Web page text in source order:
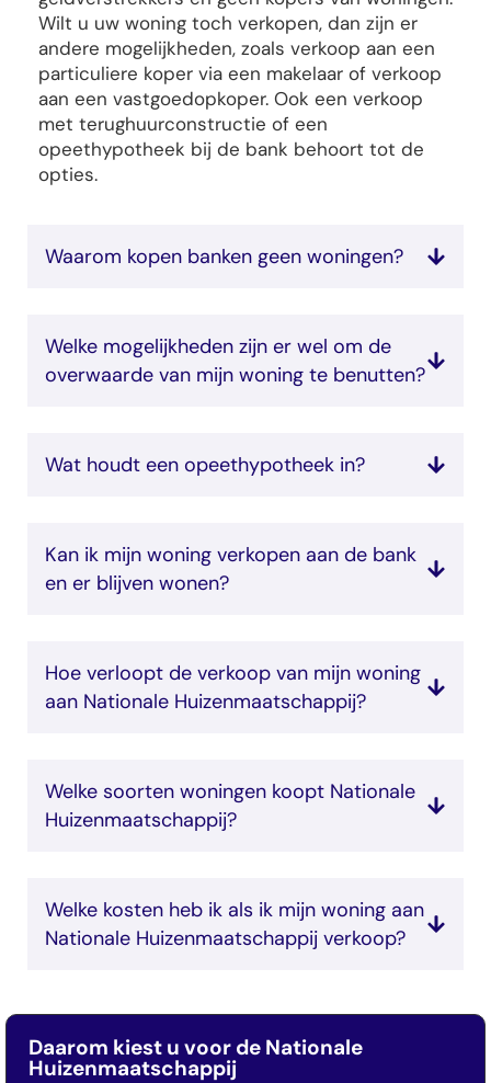
Wilt u uw woning toch verkopen, dan zijn er
andere mogelijkheden, zoals verkoop aan een
particuliere koper via een makelaar of verkoop
aan een vastgoedopkoper. Ook een verkoop
met terughuurconstructie of een
opeethypotheek bij de bank behoort tot de
opties.
Waarom kopen banken geen woningen?
Welke mogelijkheden zijn er wel om de
overwaarde van mijn woning te benutten?
Wat houdt een opeethypotheek in?
Kan ik mijn woning verkopen aan de bank
en er blijven wonen?
Hoe verloopt de verkoop van mijn woning
aan Nationale Huizenmaatschappij?
Welke soorten woningen koopt Nationale
Huizenmaatschappij?
Welke kosten heb ik als ik mijn woning aan
Nationale Huizenmaatschappij verkoop?
Daarom kiest u voor de Nationale
Huizenmaatschappij